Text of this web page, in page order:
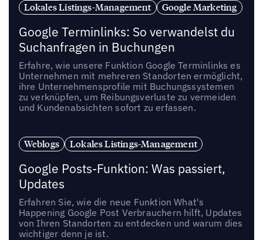
Lokales Listings-Management
Google Marketing
Google Terminlinks: So verwandelst du
Suchanfragen in Buchungen
Erfahre, wie unsere Funktion Google Terminlinks es
Unternehmen mit mehreren Standorten ermöglicht,
ihre Unternehmensprofile mit Buchungssystemen
zu verknüpfen, um Reibungsverluste zu vermeiden
und Kundenabsichten sofort zu erfassen.
Weblogs Lokales Listings-Management
Google Posts-Funktion: Was passiert,
Updates
Erfahren Sie, wie die neue Funktion What's
Happening Google Post Verbrauchern hilft, Updates
von Ihren Standorten zu entdecken und warum dies
wichtiger denn je ist.